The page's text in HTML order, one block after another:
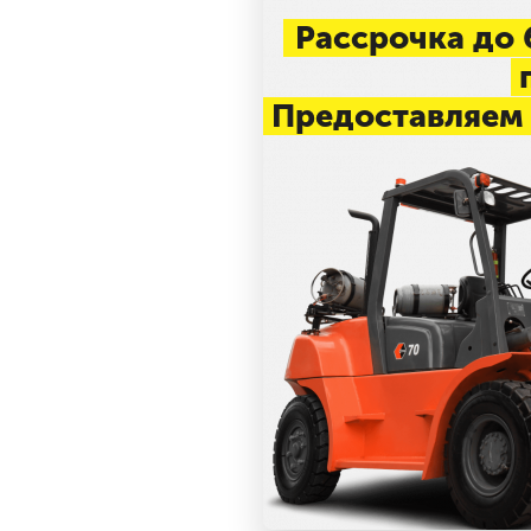
Рассрочка до